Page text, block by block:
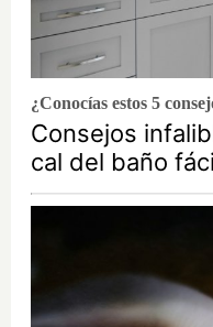
¿Conocías estos 5
Consejos
cal del baño